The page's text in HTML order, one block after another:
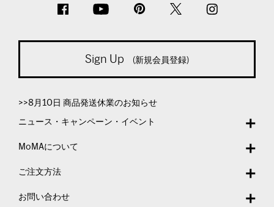
Sign Up (新規会員登録)
>>8月10日 商品発送休業のお知らせ
ニュース・キャンペーン・イベント
MoMAについて
ご注文方法
お問い合わせ